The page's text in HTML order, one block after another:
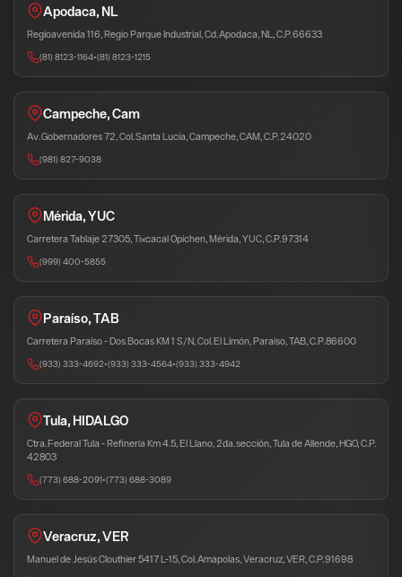
Apodaca, NL
Regioavenida 116, Regio Parque Industrial, Cd. Apodaca, NL, C.P. 66633
(81) 8123-1164•(81) 8123-1215
Campeche, Cam
Av. Gobernadores 72, Col. Santa Lucia, Campeche, CAM, C.P. 24020
(981) 827-9038
Mérida, YUC
Carretera Tablaje 27305, Tixcacal Opichen, Mérida, YUC, C.P. 97314
(999) 400-5855
Paraíso, TAB
Carretera Paraíso - Dos Bocas KM 1 S/N, Col. El Limón, Paraíso, TAB, C.P. 86600
(933) 333-4692•(933) 333-4564•(933) 333-4942
Tula, HIDALGO
Ctra. Federal Tula - Refinería Km 4.5, El Llano, 2da. sección, Tula de Allende, HGO, C.P.
42803
(773) 688-2091•(773) 688-3089
Veracruz, VER
Manuel de Jesús Clouthier 5417 L-15, Col. Amapolas, Veracruz, VER, C.P. 91698